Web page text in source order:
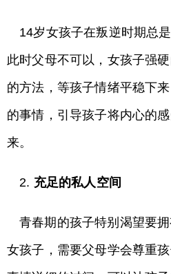
14岁女孩子在叛逆时期总
此时父母不可以，女孩子强
的方法，等孩子情绪平稳下
的事情，引导孩子将内心的
来。
2. 充足的私人空间
青春期的孩子特别渴望要
女孩子，需要父母学会尊重